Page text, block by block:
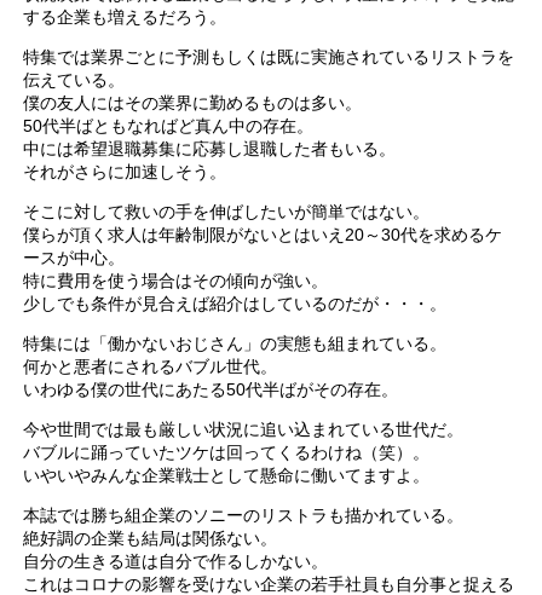
する企業も増えるだろう。
特集では業界ごとに予測もしくは既に実施されているリストラを
伝えている。
僕の友人にはその業界に勤めるものは多い。
50代半ばともなればど真ん中の存在。
中には希望退職募集に応募し退職した者もいる。
それがさらに加速しそう。
そこに対して救いの手を伸ばしたいが簡単ではない。
僕らが頂く求人は年齢制限がないとはいえ20～30代を求めるケ
ースが中心。
特に費用を使う場合はその傾向が強い。
少しでも条件が見合えば紹介はしているのだが・・・。
特集には「働かないおじさん」の実態も組まれている。
何かと悪者にされるバブル世代。
いわゆる僕の世代にあたる50代半ばがその存在。
今や世間では最も厳しい状況に追い込まれている世代だ。
バブルに踊っていたツケは回ってくるわけね（笑）。
いやいやみんな企業戦士として懸命に働いてますよ。
本誌では勝ち組企業のソニーのリストラも描かれている。
絶好調の企業も結局は関係ない。
自分の生きる道は自分で作るしかない。
これはコロナの影響を受けない企業の若手社員も自分事と捉える